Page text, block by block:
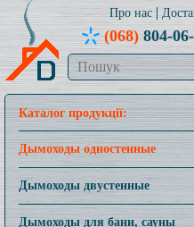
Про нас
(068)804-
Каталог продукції:
Дымоходы одностенные
Дымоходы двустенные
Дымоходы для бани, сауны